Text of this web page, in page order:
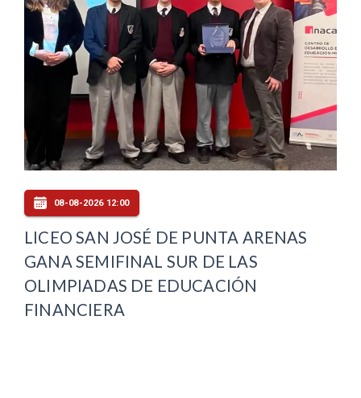
08-08-2026 12:00
LICEO SAN JOSÉ DE PUNTA ARENAS
GANA SEMIFINAL SUR DE LAS
OLIMPIADAS DE EDUCACIÓN
FINANCIERA